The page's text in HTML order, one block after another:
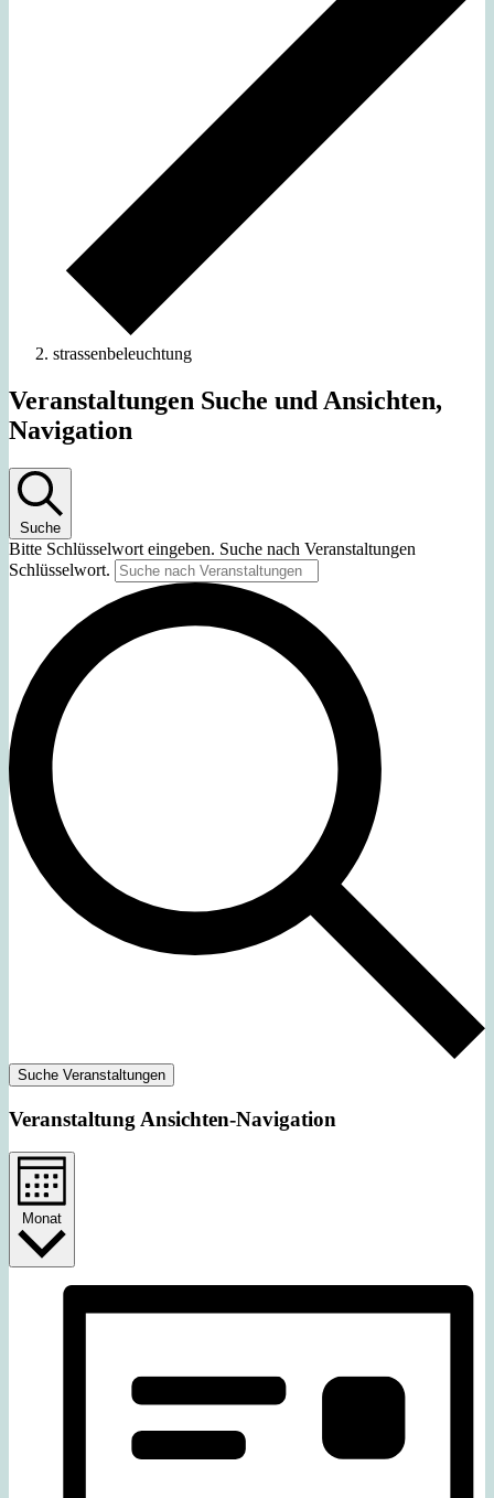
strassenbeleuchtung
Veranstaltungen Suche und Ansichten,
Navigation
Suche
Bitte Schlüsselwort eingeben. Suche nach Veranstaltungen
Schlüsselwort.
Suche Veranstaltungen
Veranstaltung Ansichten-Navigation
Monat